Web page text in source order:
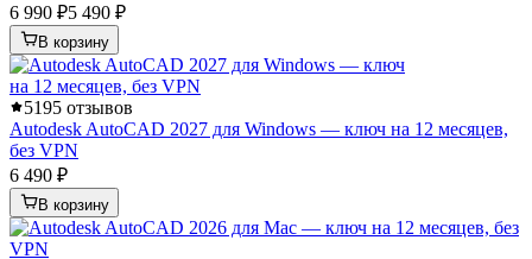
6 990 ₽5 490 ₽
В корзину
5195 отзывов
Autodesk AutoCAD 2027 для Windows — ключ на 12 месяцев,
без VPN
6 490 ₽
В корзину